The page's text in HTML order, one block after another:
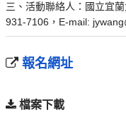
三、活動聯絡人：國立宜
931-7106，E-mail:
報名網址
檔案下載